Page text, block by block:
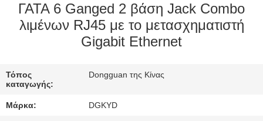
ΓΎΡΟΣ
ΕΡΓΟΣΤΑΣΊΩΝ
ΠΟΙΟΤΙΚΌΣ
ΈΛΕΓΧΟΣ
ΓΑΤΑ 6 Ganged 2 βάση Jack Combo
λιμένων RJ45 με το μετασχηματιστή
Gigabit Ethernet
Τόπος
καταγωγής:
Dongguan της Κίνας
Μάρκα: DGKYD